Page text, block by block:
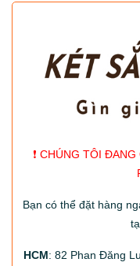
❗️ CHÚNG TÔI
Bạn có thể đặt hàng
HCM: 82 Phan Đăng